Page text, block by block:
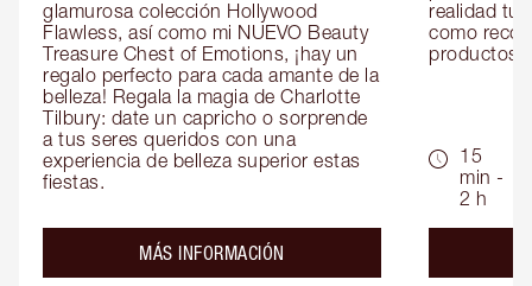
glamurosa colección Hollywood
Flawless, así como mi NUEVO Beauty
Treasure Chest of Emotions, ¡hay un
regalo perfecto para cada amante de la
belleza! Regala la magia de Charlotte
Tilbury: date un capricho o sorprende
a tus seres queridos con una
experiencia de belleza superior estas
fiestas.
MÁS INFORMACIÓN
realidad
como
productos
15
min -
2 h